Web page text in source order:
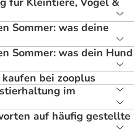
Sommer: was deine
Sommer: was dein Hund
bei zooplus
im
auf häufig gestellte